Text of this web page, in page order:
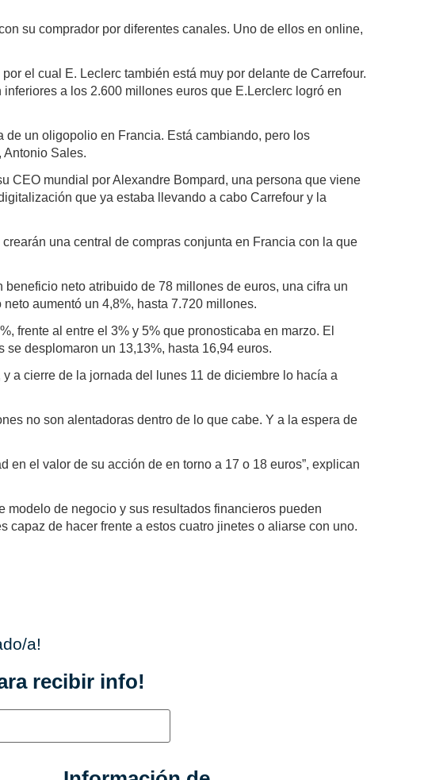
su comprador por diferentes canales. Uno de ellos en online,
el cual E. Leclerc también está muy por delante de Carrefour.
a los 2.600 millones euros que E.Lerclerc logró en
de un oligopolio en Francia. Está cambiando, pero los
Antonio Sales.
CEO mundial por Alexandre Bompard, una persona que viene
que ya estaba llevando a cabo Carrefour y la
una central de compras conjunta en Francia con la que
neto atribuido de 78 millones de euros, una cifra un
aumentó un 4,8%, hasta 7.720 millones.
frente al entre el 3% y 5% que pronosticaba en marzo. El
desplomaron un 13,13%, hasta 16,94 euros.
a cierre de la jornada del lunes 11 de diciembre lo hacía a
no son alentadoras dentro de lo que cabe. Y a la espera de
el valor de su acción de en torno a 17 o 18 euros”, explican
de negocio y sus resultados financieros pueden
de hacer frente a estos cuatro jinetes o aliarse con uno.
a!
recibir info!